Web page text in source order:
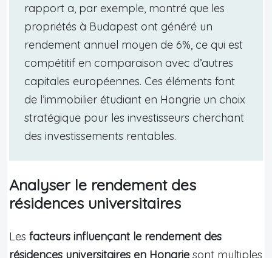
rapport a, par exemple, montré que les
propriétés à Budapest ont généré un
rendement annuel moyen de 6%, ce qui est
compétitif en comparaison avec d’autres
capitales européennes. Ces éléments font
de l’immobilier étudiant en Hongrie un choix
stratégique pour les investisseurs cherchant
des investissements rentables.
Analyser le rendement des
résidences universitaires
Les facteurs influençant le rendement des
résidences universitaires en Hongrie sont multiples